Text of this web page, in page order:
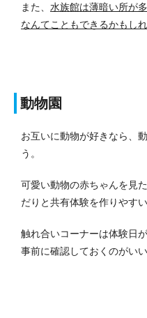
また、 水族館は薄暗い所が
なんてこともできるかもし
動物園
お互いに動物が好きなら、
う。
可愛い動物の赤ちゃんを見た
だりと共有体験を作りやすい
触れ合いコーナーは体験日
事前に確認しておくのがいい